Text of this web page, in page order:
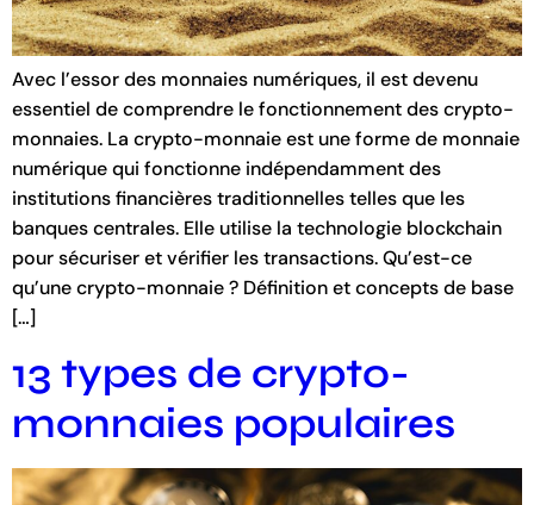
Avec l’essor des monnaies numériques, il est devenu
essentiel de comprendre le fonctionnement des crypto-
monnaies. La crypto-monnaie est une forme de monnaie
numérique qui fonctionne indépendamment des
institutions financières traditionnelles telles que les
banques centrales. Elle utilise la technologie blockchain
pour sécuriser et vérifier les transactions. Qu’est-ce
qu’une crypto-monnaie ? Définition et concepts de base
[…]
13 types de crypto-
monnaies populaires